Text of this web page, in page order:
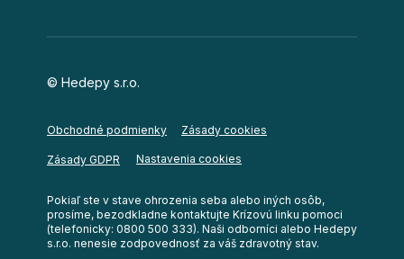
© Hedepy s.r.o.
Obchodné podmienky Zásady cookies
Zásady GDPR Nastavenia cookies
Pokiaľ ste v stave ohrozenia seba alebo iných osôb,
prosíme, bezodkladne kontaktujte Krízovú linku pomoci
(telefonicky: 0800 500 333). Naši odborníci alebo Hedepy
s.r.o. nenesie zodpovednosť za váš zdravotný stav.